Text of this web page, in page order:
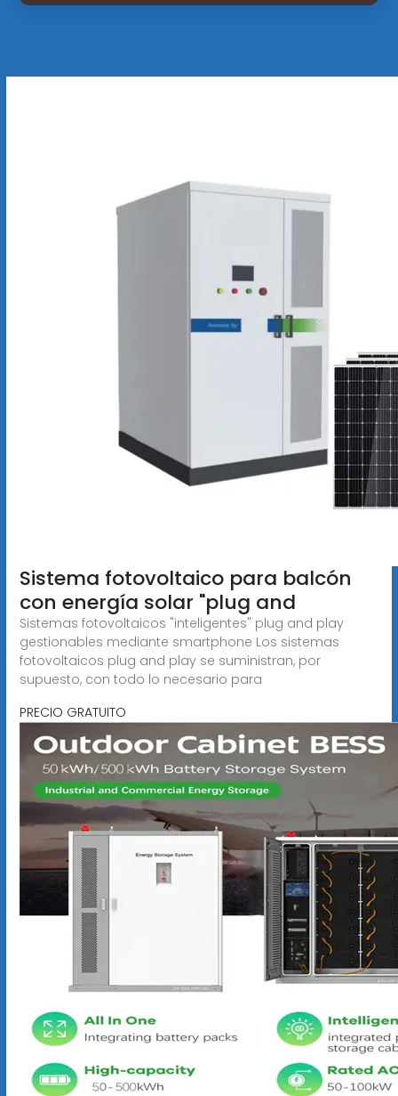
Sistema fotovoltaico para balcón
con energía solar "plug and
Sistemas fotovoltaicos "inteligentes" plug and play
gestionables mediante smartphone Los sistemas
fotovoltaicos plug and play se suministran, por
supuesto, con todo lo necesario para
PRECIO GRATUITO